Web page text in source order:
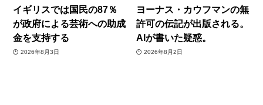
イギリスでは国民の87％
が政府による芸術への助成
金を支持する
2026年8月3日
ヨーナス・カウフマンの無
許可の伝記が出版される。
AIが書いた疑惑。
2026年8月2日